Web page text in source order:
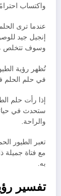
واكتساب
عندما ترى
إنجيل جيد
وسوف تتخلص
تُظهر رؤية
في حلم الحلم
إذا رأت حلم
ستحدث في
والراحة.
تعبر الطيور
مع فتاة جميلة
به.
تفسير